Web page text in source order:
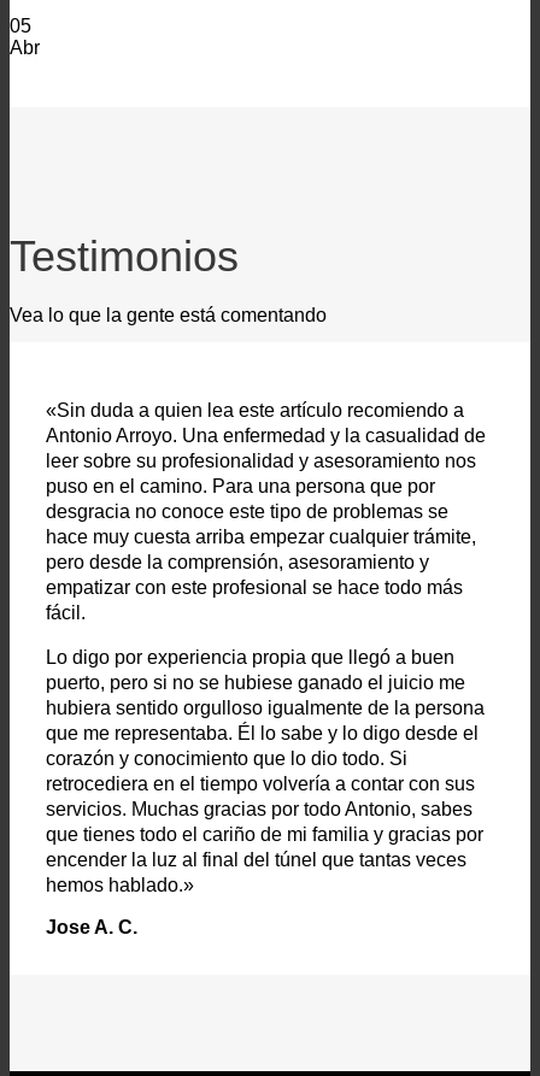
05
Abr
Testimonios
Vea lo que la gente está comentando
«Sin duda a quien lea este artículo recomiendo a
Antonio Arroyo. Una enfermedad y la casualidad de
leer sobre su profesionalidad y asesoramiento nos
puso en el camino. Para una persona que por
desgracia no conoce este tipo de problemas se
hace muy cuesta arriba empezar cualquier trámite,
pero desde la comprensión, asesoramiento y
empatizar con este profesional se hace todo más
fácil.
Lo digo por experiencia propia que llegó a buen
puerto, pero si no se hubiese ganado el juicio me
hubiera sentido orgulloso igualmente de la persona
que me representaba. Él lo sabe y lo digo desde el
corazón y conocimiento que lo dio todo. Si
retrocediera en el tiempo volvería a contar con sus
servicios. Muchas gracias por todo Antonio, sabes
que tienes todo el cariño de mi familia y gracias por
encender la luz al final del túnel que tantas veces
hemos hablado.»
Jose A. C.